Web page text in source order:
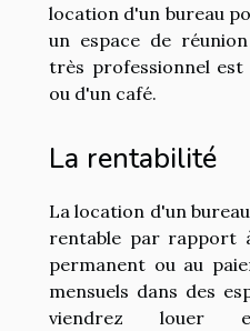
location d'un bureau
un espace de
très professionnel
ou d'un café.
La rentabilité
La location d'un
rentable par rapport
permanent ou au
mensuels dans des
viendrez louer